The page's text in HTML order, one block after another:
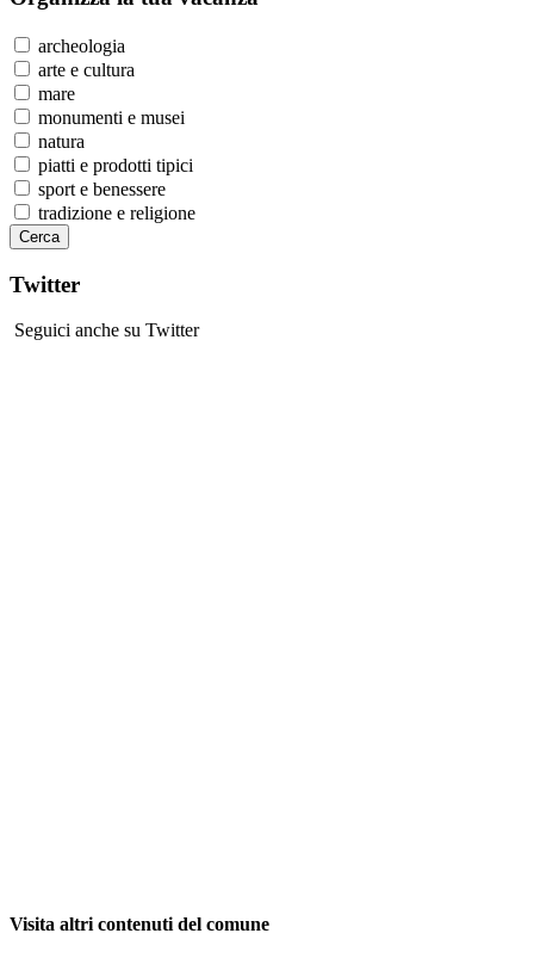
archeologia
arte e cultura
mare
monumenti e musei
natura
piatti e prodotti tipici
sport e benessere
tradizione e religione
Twitter
Seguici anche su Twitter
Visita altri contenuti del comune